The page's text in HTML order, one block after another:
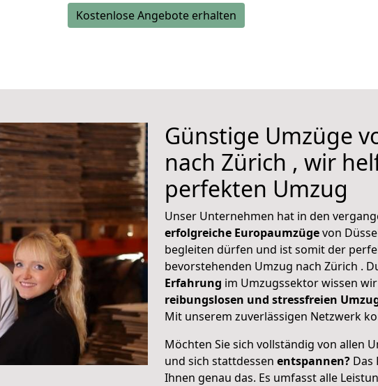
Kostenlose Angebote erhalten
Günstige Umzüge
nach Zürich , wir
perfekten Umzug
Unser Unternehmen hat in den
erfolgreiche Europaumzügevon
begleiten dürfen und ist somit der
bevorstehenden Umzug nach Zürich .
Erfahrung im Umzugssektor wissen
reibungslosen und stressfreien
Mit unserem zuverlässigen Netzwerk
Möchten Sie sich vollständig von allen
und sich stattdessen entspannen? Das
Ihnen genau das. Es umfasst alle